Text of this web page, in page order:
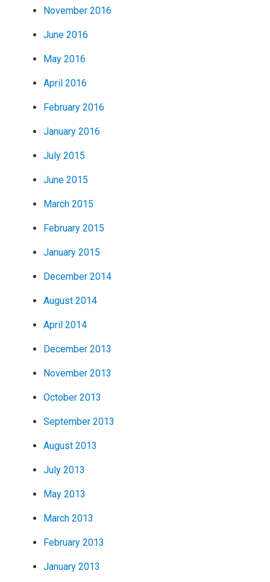
November 2016
June 2016
May 2016
April 2016
February 2016
January 2016
July 2015
June 2015
March 2015
February 2015
January 2015
December 2014
August 2014
April 2014
December 2013
November 2013
October 2013
September 2013
August 2013
July 2013
May 2013
March 2013
February 2013
January 2013